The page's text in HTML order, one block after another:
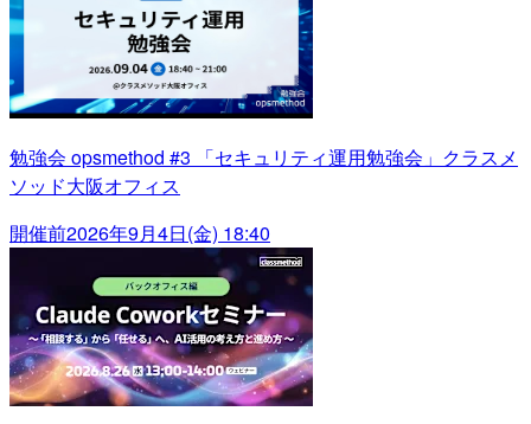
勉強会 opsmethod #3 「セキュリティ運用勉強会」クラスメ
ソッド大阪オフィス
開催前2026年9月4日(金) 18:40